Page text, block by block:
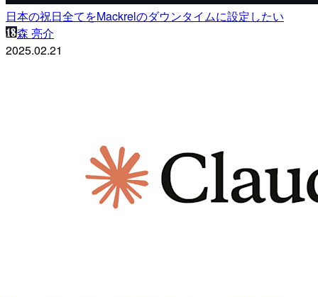
日本の祝日全てをMackrelのダウンタイムに設定したい
森 亮介
2025.02.21